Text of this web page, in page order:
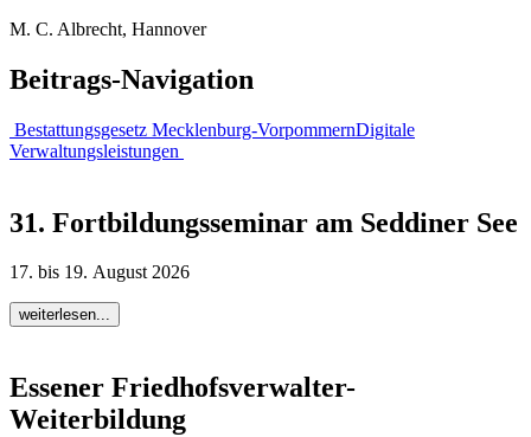
M. C. Albrecht, Hannover
Beitrags-Navigation
Bestattungsgesetz Mecklenburg-VorpommernDigitale
Verwaltungsleistungen
31. Fortbildungsseminar am Seddiner See
17. bis 19. August 2026
weiterlesen...
Essener Friedhofsverwalter-
Weiterbildung